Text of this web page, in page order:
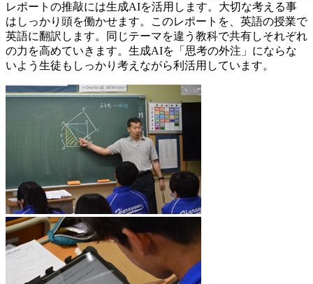
レポートの推敲には生成AIを活用します。大切な考える事
はしっかり頭を働かせます。このレポートを、英語の授業で
英語に翻訳します。同じテーマを違う教科で共有しそれぞれ
の力を高めていきます。生成AIを「思考の外注」にならな
いよう生徒もしっかり考えながら利活用しています。